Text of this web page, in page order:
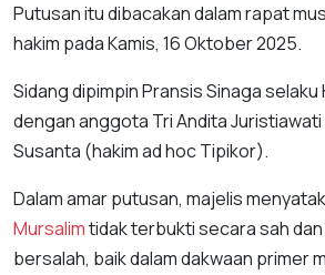
Putusan itu dibacakan dalam rapat
hakim pada Kamis, 16 Oktober 2025.
Sidang dipimpin Pransis Sinaga selaku
dengan anggota Tri Andita Juristiawati
Susanta (hakim ad hoc Tipikor).
Dalam amar putusan, majelis
Mursalimtidak terbukti secara sah
bersalah, baik dalam dakwaan primer